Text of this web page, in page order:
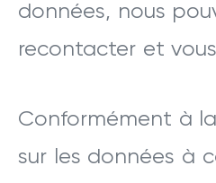
données, nous
recontacter et
Conformément à
sur les données à